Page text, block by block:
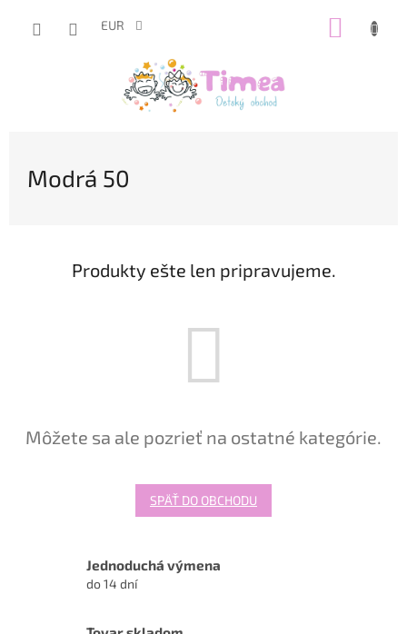
EUR
Modrá 50
Produkty ešte len pripravujeme.
Môžete sa ale pozrieť na ostatné kategórie.
SPÄŤ DO OBCHODU
Jednoduchá výmena
do 14 dní